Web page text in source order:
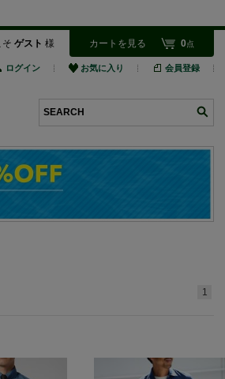
そ ゲスト 様 カートを見る 0点
ログイン お気に入り 会員登録
1